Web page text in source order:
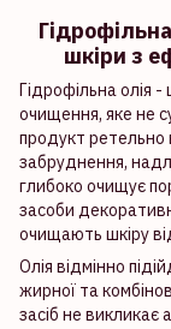
шкіри з
Гідрофільна олія
очищення, яке не
продукт ретельно
забруднення,
глибоко очищує
засоби
очищають шкіру
Олія відмінно
жирної та
засіб не викликає